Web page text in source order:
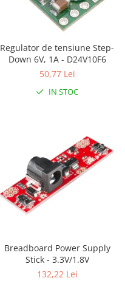
Regulator de tensiune Step-
Down 6V, 1A - D24V10F6
50,77 Lei
IN STOC
Breadboard Power Supply
Stick - 3.3V/1.8V
132,22 Lei